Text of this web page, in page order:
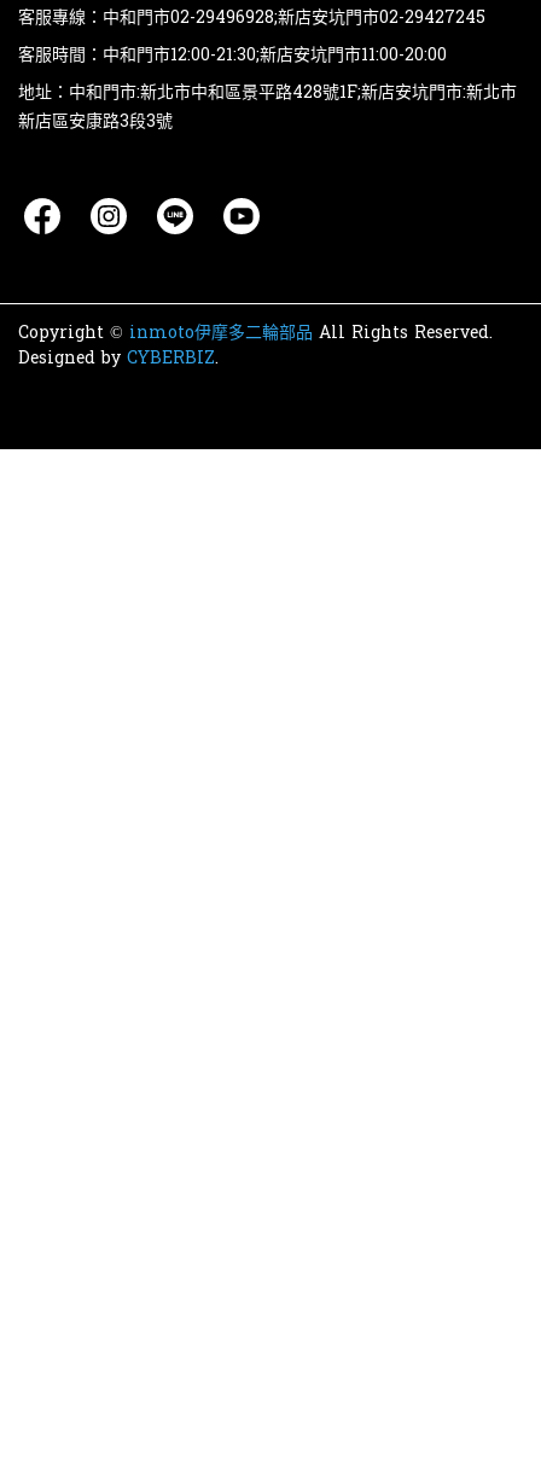
客服專線：中和門市02-29496928;新店安坑門市02-29427245
客服時間：中和門市12:00-21:30;新店安坑門市11:00-20:00
地址：中和門市:新北市中和區景平路428號1F;新店安坑門市:新北市
新店區安康路3段3號
Copyright © inmoto伊摩多二輪部品 All Rights Reserved.
Designed by CYBERBIZ.